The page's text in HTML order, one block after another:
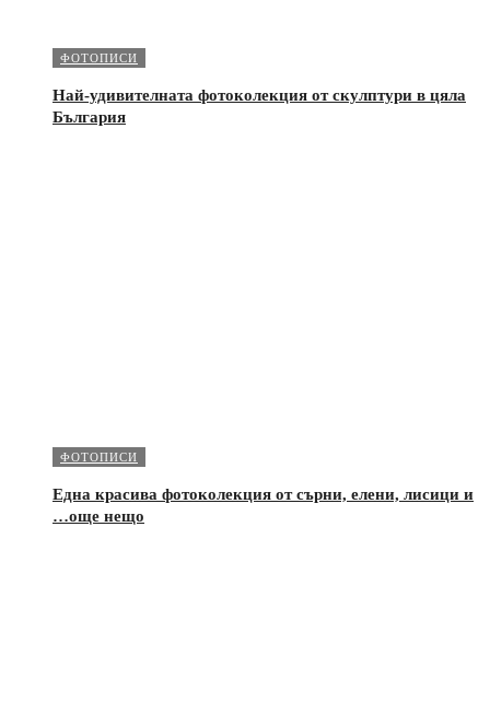
ФОТОПИСИ
Най-удивителната фотоколекция от скулптури в цяла
България
ФОТОПИСИ
Една красива фотоколекция от сърни, елени, лисици и
…още нещо